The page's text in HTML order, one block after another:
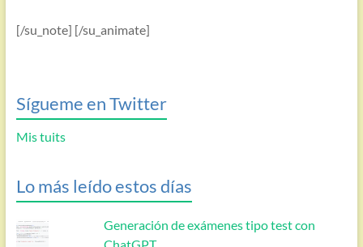
[/su_note] [/su_animate]
Sígueme en Twitter
Mis tuits
Lo más leído estos días
Generación de exámenes tipo test con